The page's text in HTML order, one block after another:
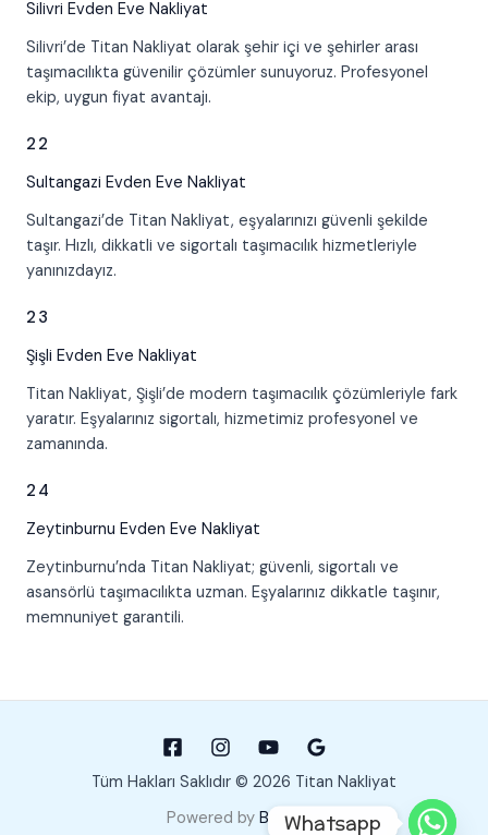
Silivri Evden Eve Nakliyat
Silivri’de Titan Nakliyat olarak şehir içi ve şehirler arası
taşımacılıkta güvenilir çözümler sunuyoruz. Profesyonel
ekip, uygun fiyat avantajı.
22
Sultangazi Evden Eve Nakliyat
Sultangazi’de Titan Nakliyat, eşyalarınızı güvenli şekilde
taşır. Hızlı, dikkatli ve sigortalı taşımacılık hizmetleriyle
yanınızdayız.
23
Şişli Evden Eve Nakliyat
Titan Nakliyat, Şişli’de modern taşımacılık çözümleriyle fark
yaratır. Eşyalarınız sigortalı, hizmetimiz profesyonel ve
zamanında.
24
Zeytinburnu Evden Eve Nakliyat
Zeytinburnu’nda Titan Nakliyat; güvenli, sigortalı ve
asansörlü taşımacılıkta uzman. Eşyalarınız dikkatle taşınır,
memnuniyet garantili.
Tüm Hakları Saklıdır © 2026 Titan Nakliyat
Powered by Baglares
Whatsapp